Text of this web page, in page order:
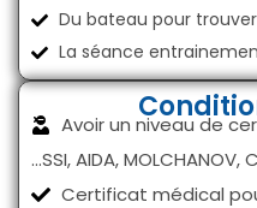
Du bateau pour
La séance
Avoir un niveau de
...SSI, AIDA, MOLCHANOV,
Certificat médical